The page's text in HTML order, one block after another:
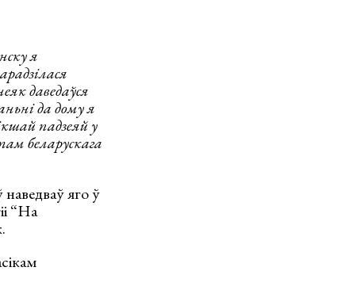
я
даведаўся
да дому я
падзеяй у
беларускага
наведваў яго ў
“На